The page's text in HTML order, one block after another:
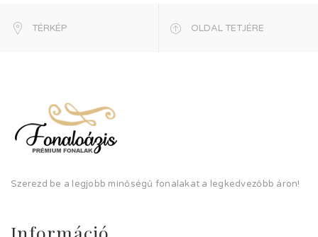
TÉRKÉP OLDAL TETJÉRE
Szerezd be a legjobb minőségű fonalakat a legkedvezőbb áron!